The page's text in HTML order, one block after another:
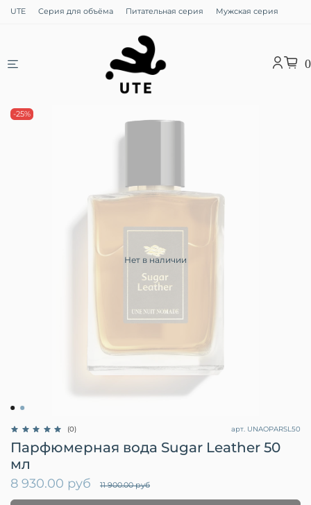
UTE Серия для объёма Питательная серия Мужская серия
0
Нет в наличии
-25%
(0) арт. UNAOPARSL50
Парфюмерная вода Sugar Leather 50
мл
8 930.00 руб 11 900.00 руб